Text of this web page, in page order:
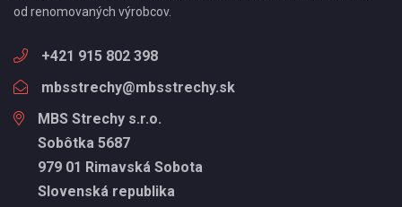
od renomovaných výrobcov.
+421 915 802 398
mbsstrechy@mbsstrechy.sk
MBS Strechy s.r.o.
Sobôtka 5687
979 01 Rimavská Sobota
Slovenská republika